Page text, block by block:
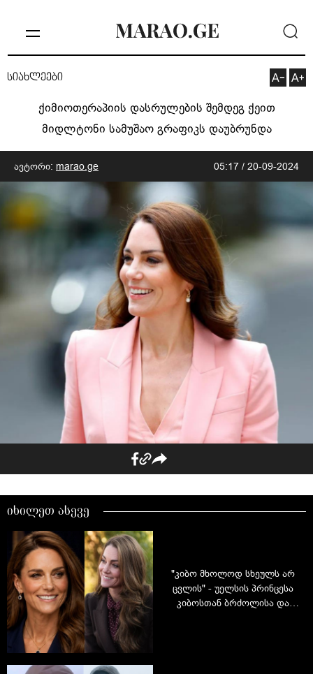
სიახლეები
ქიმიოთერაპიის დასრულების შემდეგ ქეით
მიდლტონი სამუშაო გრაფიკს დაუბრუნდა
ავტორი: marao.ge 05:17 / 20-09-2024
იხილეთ ასევე
"კიბო მხოლოდ სხეულს არ
ცვლის" - უელსის პრინცესა
კიბოსთან ბრძოლისა და